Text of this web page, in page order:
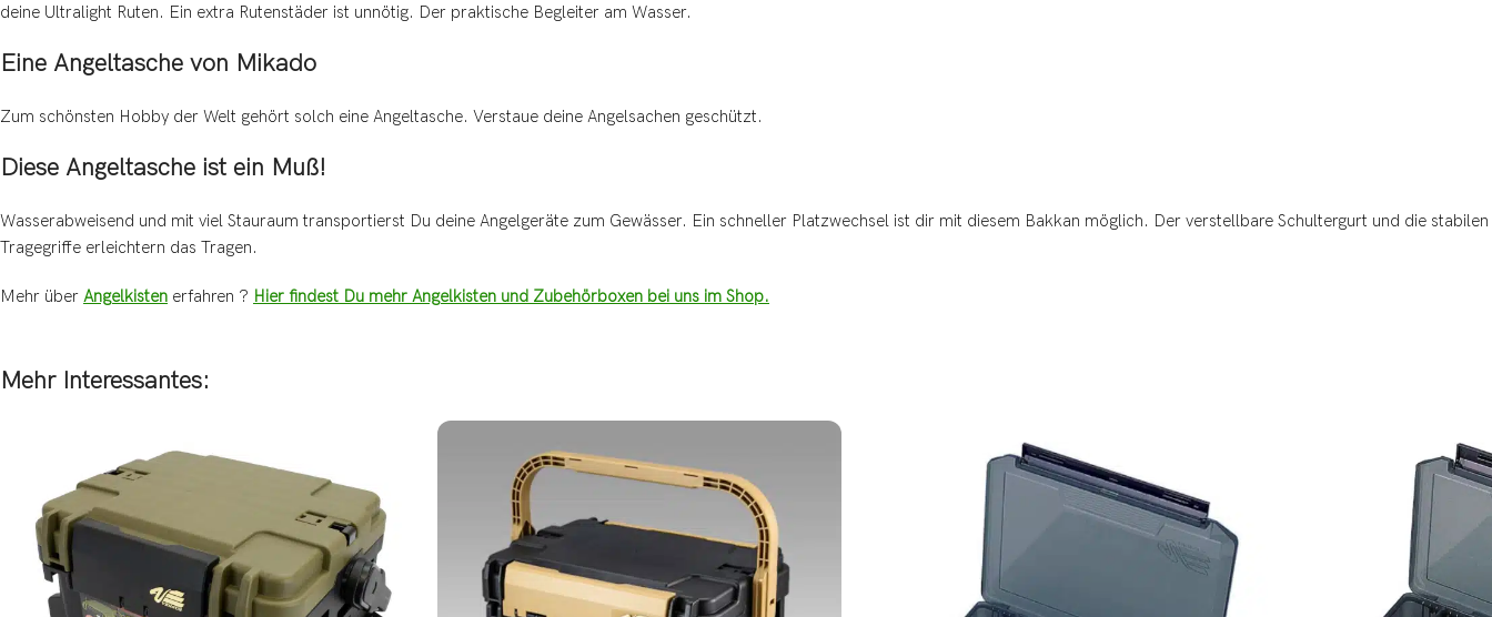
deine Ultralight Ruten. Ein extra Rutenstäder ist unnötig. Der praktische Begleiter am Wasser.
Eine Angeltasche von Mikado
Zum schönsten Hobby der Welt gehört solch eine Angeltasche. Verstaue deine Angelsachen geschützt.
Diese Angeltasche ist ein Muß!
Wasserabweisend und mit viel Stauraum transportierst Du deine Angelgeräte zum Gewässer. Ein schneller Platzwechsel ist dir mit diesem Bakkan möglich. Der verstellbare Schultergurt und die stabilen
Tragegriffe erleichtern das Tragen.
Mehr über Angelkisten erfahren ? Hier findest Du mehr Angelkisten und Zubehörboxen bei uns im Shop.
Mehr Interessantes: